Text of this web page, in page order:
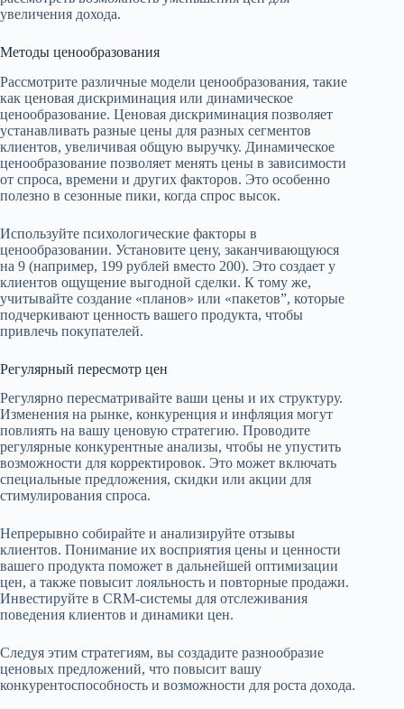
увеличения дохода.
Методы ценообразования
Рассмотрите различные модели ценообразования, такие
как ценовая дискриминация или динамическое
ценообразование. Ценовая дискриминация позволяет
устанавливать разные цены для разных сегментов
клиентов, увеличивая общую выручку. Динамическое
ценообразование позволяет менять цены в зависимости
от спроса, времени и других факторов. Это особенно
полезно в сезонные пики, когда спрос высок.
Используйте психологические факторы в
ценообразовании. Установите цену, заканчивающуюся
на 9 (например, 199 рублей вместо 200). Это создает у
клиентов ощущение выгодной сделки. К тому же,
учитывайте создание «планов» или «пакетов”, которые
подчеркивают ценность вашего продукта, чтобы
привлечь покупателей.
Регулярный пересмотр цен
Регулярно пересматривайте ваши цены и их структуру.
Изменения на рынке, конкуренция и инфляция могут
повлиять на вашу ценовую стратегию. Проводите
регулярные конкурентные анализы, чтобы не упустить
возможности для корректировок. Это может включать
специальные предложения, скидки или акции для
стимулирования спроса.
Непрерывно собирайте и анализируйте отзывы
клиентов. Понимание их восприятия цены и ценности
вашего продукта поможет в дальнейшей оптимизации
цен, а также повысит лояльность и повторные продажи.
Инвестируйте в CRM-системы для отслеживания
поведения клиентов и динамики цен.
Следуя этим стратегиям, вы создадите разнообразие
ценовых предложений, что повысит вашу
конкурентоспособность и возможности для роста дохода.